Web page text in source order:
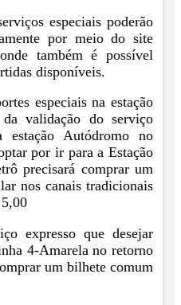
especiais poderão
por meio do site
também é possível
disponíveis.
especiais na estação
da validação do serviço
estação Autódromo no
por ir para a Estação
precisará comprar um
nos canais tradicionais
expresso que desejar
4-Amarela no retorno
um bilhete comum